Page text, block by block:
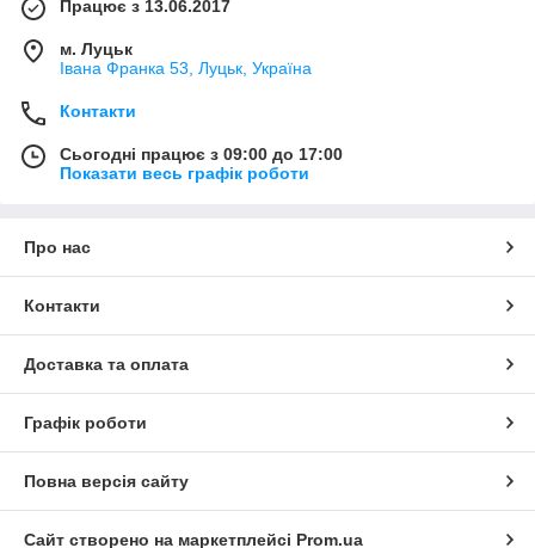
Працює з 13.06.2017
м. Луцьк
Івана Франка 53, Луцьк, Україна
Контакти
Сьогодні працює з 09:00 до 17:00
Показати весь графік роботи
Про нас
Контакти
Доставка та оплата
Графік роботи
Повна версія сайту
Сайт створено на маркетплейсі Prom.ua